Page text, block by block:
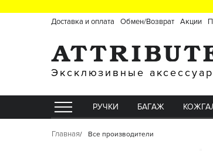
Доставка и оплата Обмен/Возврат Акции
Эксклюзивные
РУЧКИ БАГАЖ
Главная Все производители